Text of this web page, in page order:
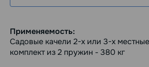
Применяемость:
Садовые качели 2-х или 3-х
комплект из 2 пружин - 380 кг